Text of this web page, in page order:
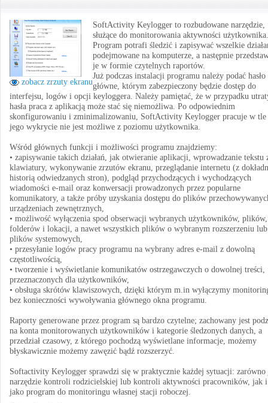
zobacz zrzuty ekranu
SoftActivity Keylogger to rozbudowane narzędzie,
służące do monitorowania aktywności użytkownika.
Program potrafi śledzić i zapisywać wszelkie
podejmowane na komputerze, a następnie
je w formie czytelnych raportów.
Już podczas instalacji programu należy podać hasło
główne, którym zabezpieczony będzie dostęp do
interfejsu, logów i opcji keyloggera. Należy pamiętać, że w przypadku
hasła praca z aplikacją może stać się niemożliwa. Po odpowiednim
skonfigurowaniu i zminimalizowaniu, SoftActivity Keylogger pracuje w tle
jego wykrycie nie jest możliwe z poziomu użytkownika.
Wśród głównych funkcji i możliwości programu znajdziemy:
• zapisywanie takich działań, jak otwieranie aplikacji, wprowadzanie tekstu
klawiatury, wykonywanie zrzutów ekranu, przeglądanie internetu (z
historią odwiedzanych stron), podgląd przychodzących i wychodzących
wiadomości e-mail oraz konwersacji prowadzonych przez popularne
komunikatory, a także próby uzyskania dostępu do plików
urządzeniach zewnętrznych,
• możliwość wyłączenia spod obserwacji wybranych użytkowników, plików,
folderów i lokacji, a nawet wszystkich plików o wybranym rozszerzeniu lub
plików systemowych,
• przesyłanie logów pracy programu na wybrany adres e-mail z dowolną
częstotliwością,
• tworzenie i wyświetlanie komunikatów ostrzegawczych o dowolnej treści,
przeznaczonych dla użytkowników,
• obsługa skrótów klawiszowych, dzięki którym m.in wyłączymy
bez konieczności wywoływania głównego okna programu.
Raporty generowane przez program są bardzo czytelne; zachowany jest
na konta monitorowanych użytkowników i kategorie śledzonych danych, a
przedział czasowy, z którego pochodzą wyświetlane informacje, możemy
błyskawicznie możemy zawęzić bądź rozszerzyć.
Softactivity Keylogger sprawdzi się w praktycznie każdej sytuacji: zarówno
narzędzie kontroli rodzicielskiej lub kontroli aktywności pracowników, jak i
jako program do monitoringu własnej stacji roboczej.